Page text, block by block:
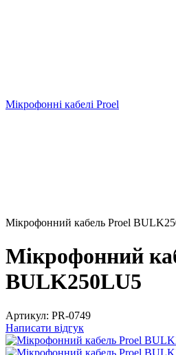
Мікрофонні кабелі Proel
Мікрофонний кабель Proel
Мікрофонний
BULK250LU5
Артикул: PR-0749
Написати відгук